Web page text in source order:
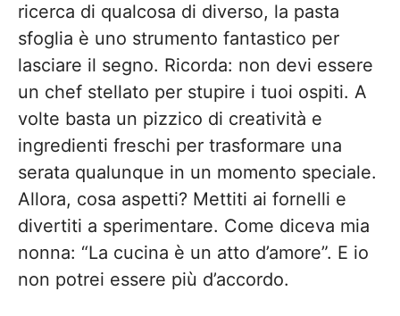
ricerca di qualcosa di diverso, la pasta
sfoglia è uno strumento fantastico per
lasciare il segno. Ricorda: non devi essere
un chef stellato per stupire i tuoi ospiti. A
volte basta un pizzico di creatività e
ingredienti freschi per trasformare una
serata qualunque in un momento speciale.
Allora, cosa aspetti? Mettiti ai fornelli e
divertiti a sperimentare. Come diceva mia
nonna: “La cucina è un atto d’amore”. E io
non potrei essere più d’accordo.